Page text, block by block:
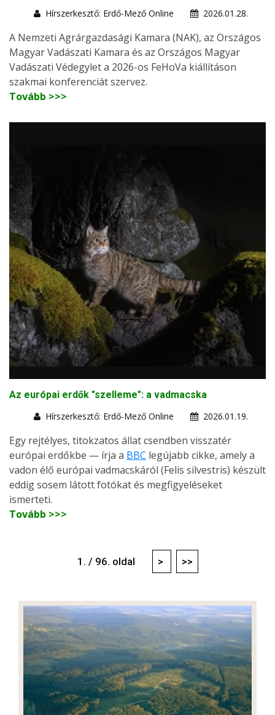
Hírszerkesztő: Erdő-Mező Online 2026.01.28.
A Nemzeti Agrárgazdasági Kamara (NAK), az Országos
Magyar Vadászati Kamara és az Országos Magyar
Vadászati Védegylet a 2026-os FeHoVa kiállításon
szakmai konferenciát szervez.
Tovább >>>
Az európai erdők "szelleme": a vadmacska
Hírszerkesztő: Erdő-Mező Online
2026.01.19.
Egy rejtélyes, titokzatos állat csendben visszatér
európai erdőkbe — írja a BBC legújabb cikke, amely a
vadon élő európai vadmacskáról (Felis silvestris) készült
eddig sosem látott fotókat és megfigyeléseket
ismerteti.
Tovább >>>
1. / 96. oldal > >>